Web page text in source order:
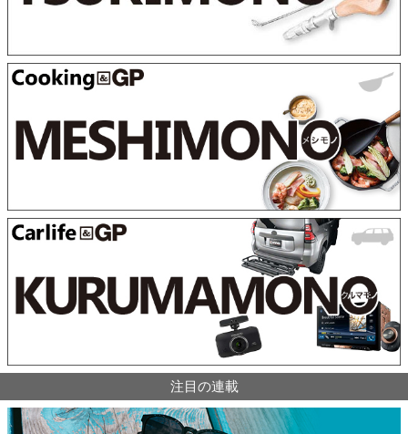
注目の連載